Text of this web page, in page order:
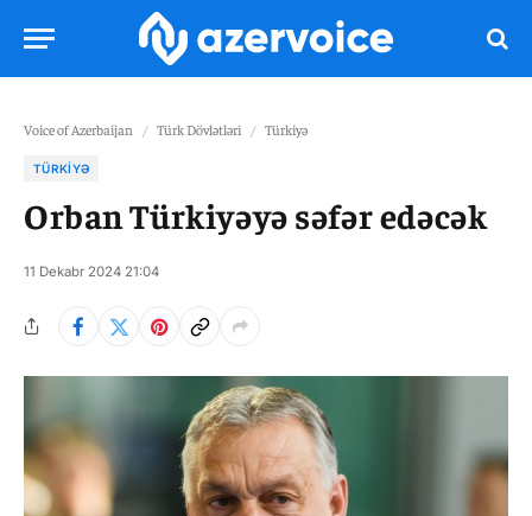
Voice of Azerbaijan / Türk Dövlətləri / Türkiyə
TÜRKIYƏ
Orban Türkiyəyə səfər edəcək
11 Dekabr 2024 21:04